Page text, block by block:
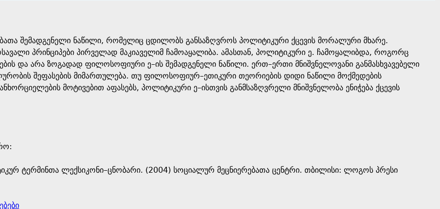
შემადგენელი ნაწილი, რომელიც ცდილობს განსაზღვროს პოლიტიკური ქცევის მორალური მხარე.
პრინციპები პირველად მაკიაველიმ ჩამოაყალიბა. ამასთან, პოლიტიკური ე. ჩამოყალიბდა, როგორც
და არა ზოგადად ფილოსოფიური ე–ის შემადგენელი ნაწილი. ერთ–ერთი მნიშვნელოვანი განმასხვავებელი
შეფასების მიმართულება. თუ ფილოსოფიურ–ეთიკური თეორიების დიდი ნაწილი მოქმედების
მოტივებით აფასებს, პოლიტიკური ე–ისთვის განმსაზღვრელი მნიშვნელობა ენიჭება ქცევის
ტერმინთა ლექსიკონი–ცნობარი. (2004) სოციალურ მეცნიერებათა ცენტრი. თბილისი: ლოგოს პრესი